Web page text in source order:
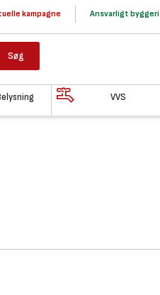
kampagne Ansvarligt byggeri
Søg
VVS